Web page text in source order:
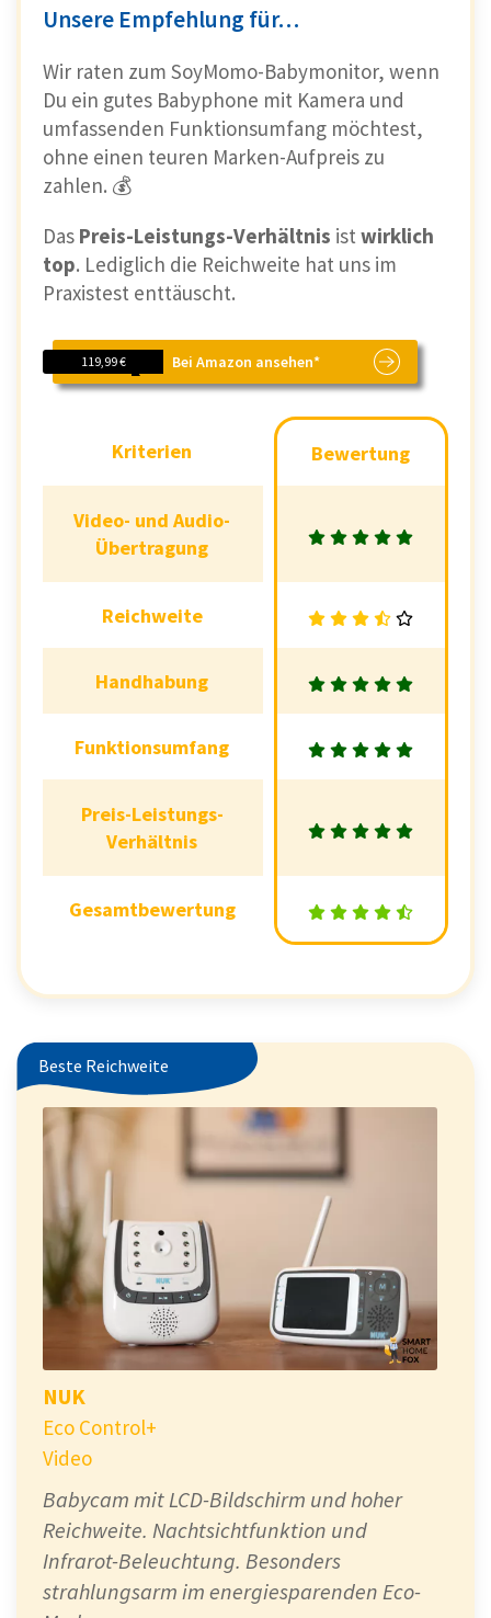
Unsere Empfehlung für…
Wir raten zum SoyMomo-Babymonitor, wenn
Du ein gutes Babyphone mit Kamera und
umfassenden Funktionsumfang möchtest,
ohne einen teuren Marken-Aufpreis zu
zahlen. 💰
Das Preis-Leistungs-Verhältnis ist wirklich
top. Lediglich die Reichweite hat uns im
Praxistest enttäuscht.
Bei Amazon ansehen*
119,99 €
Kriterien Bewertung
Video- und Audio-
Übertragung
Reichweite
Handhabung
Funktionsumfang
Preis-Leistungs-
Verhältnis
Gesamtbewertung
Bewertung
Kriterien
Video- und Audio-
Übertragung
Reichweite
Handhabung
Funktionsumfang
Preis-Leistungs-
Verhältnis
Gesamtbewertung
Beste Reichweite
NUK
Eco Control+
Video
Babycam mit LCD-Bildschirm und hoher
Reichweite. Nachtsichtfunktion und
Infrarot-Beleuchtung. Besonders
strahlungsarm im energiesparenden Eco-